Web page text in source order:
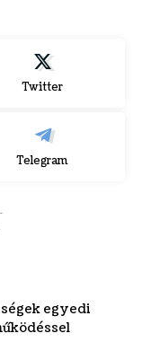
Twitter
Telegram
egyedi